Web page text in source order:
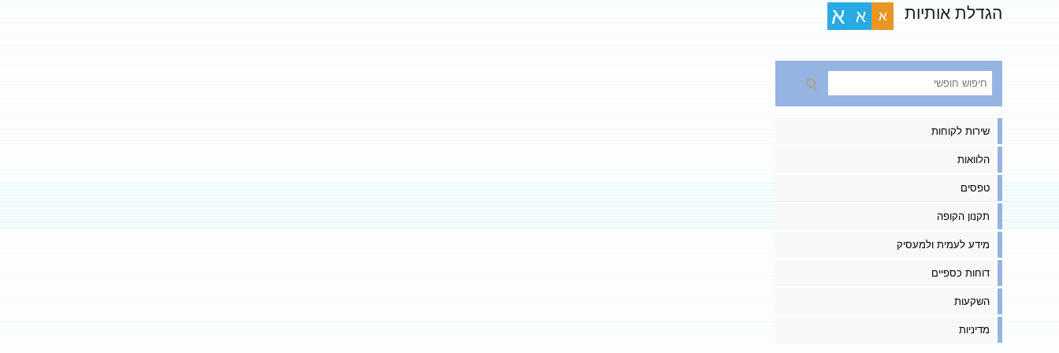
הגדלת אותיות א א א
שירות לקוחות
הלוואות
טפסים
תקנון הקופה
מידע לעמית ולמעסיק
דוחות כספיים
השקעות
מדיניות